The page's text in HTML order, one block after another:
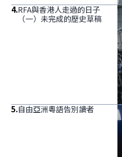
4.RFA與香港人走過的日子
（一）未完成的歷史草稿
5.自由亞洲粵語告別讀者